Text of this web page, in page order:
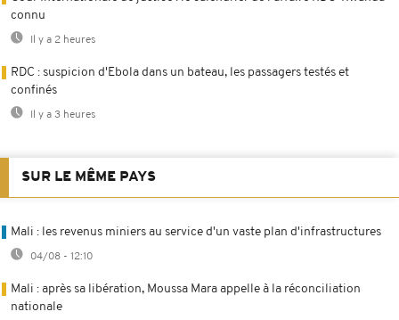
connu
Il y a 2 heures
RDC : suspicion d'Ebola dans un bateau, les passagers testés et
confinés
Il y a 3 heures
SUR LE MÊME PAYS
Mali : les revenus miniers au service d'un vaste plan d'infrastructures
04/08 - 12:10
Mali : après sa libération, Moussa Mara appelle à la réconciliation
nationale